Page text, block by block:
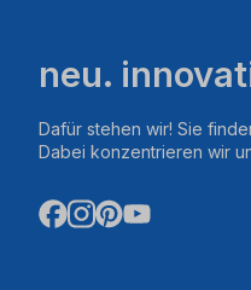
neu.
Dafür stehen wir! Sie
Dabei konzentrieren wir